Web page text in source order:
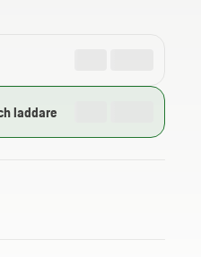
laddare